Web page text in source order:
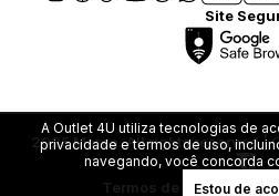
Site
2025 Marca. All rights reserved |
Termos de Uso
A Outlet 4U utiliza tecnologias de
privacidade e termos de uso,
navegando, você concorda
Estou de